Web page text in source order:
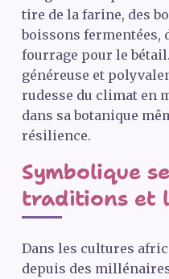
tire de la farine, des
boissons fermentées,
fourrage pour le
généreuse et
rudesse du climat en
dans sa botanique
résilience.
Symbolique
traditions et
Dans les cultures
depuis des